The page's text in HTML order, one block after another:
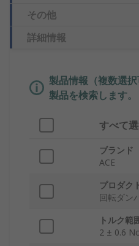
その他
詳細情報
製品情報（複数選
製品を検索します。
すべて
ブランド
ACE
プロダク
回転ダン
トルク範
2 ± 0.6